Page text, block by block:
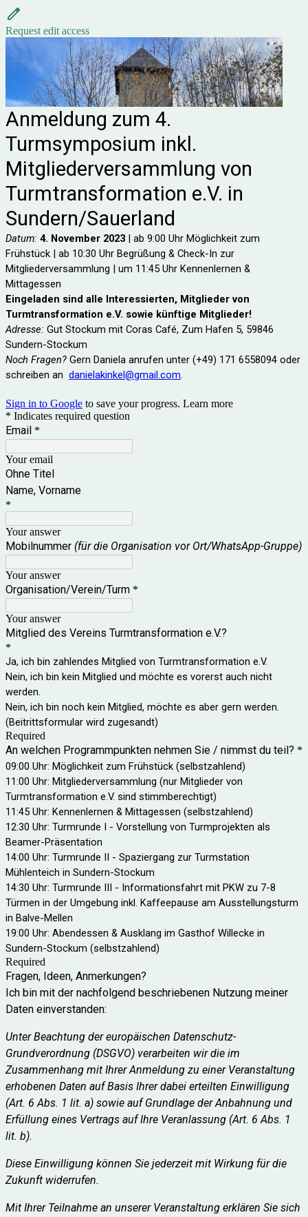
Request edit access
Anmeldung zum 4.
Turmsymposium inkl.
Mitgliederversammlung von
Turmtransformation e.V. in
Sundern/Sauerland
Datum: 4. November 2023 | ab 9:00 Uhr Möglichkeit zum
Frühstück | ab 10:30 Uhr Begrüßung & Check-In zur
Mitgliederversammlung | um 11:45 Uhr Kennenlernen &
Mittagessen
Eingeladen sind alle Interessierten, Mitglieder von
Turmtransformation e.V. sowie künftige Mitglieder!
Adresse: Gut Stockum mit Coras Café, Zum Hafen 5, 59846
Sundern-Stockum
Noch Fragen? Gern Daniela anrufen unter (+49) 171 6558094 oder
schreiben an danielakinkel@gmail.com.
Sign in to Google to save your progress. Learn more
* Indicates required question
Email *
Your email
Ohne Titel
Name, Vorname
*
Your answer
Mobilnummer (für die Organisation vor Ort/WhatsApp-Gruppe)
Your answer
Organisation/Verein/Turm *
Your answer
Mitglied des Vereins Turmtransformation e.V.?
*
Ja, ich bin zahlendes Mitglied von Turmtransformation e.V.
Nein, ich bin kein Mitglied und möchte es vorerst auch nicht
werden.
Nein, ich bin noch kein Mitglied, möchte es aber gern werden.
(Beitrittsformular wird zugesandt)
Required
An welchen Programmpunkten nehmen Sie / nimmst du teil? *
09:00 Uhr: Möglichkeit zum Frühstück (selbstzahlend)
11:00 Uhr: Mitgliederversammlung (nur Mitglieder von
Turmtransformation e.V. sind stimmberechtigt)
11:45 Uhr: Kennenlernen & Mittagessen (selbstzahlend)
12:30 Uhr: Turmrunde I - Vorstellung von Turmprojekten als
Beamer-Präsentation
14:00 Uhr: Turmrunde II - Spaziergang zur Turmstation
Mühlenteich in Sundern-Stockum
14:30 Uhr: Turmrunde III - Informationsfahrt mit PKW zu 7-8
Türmen in der Umgebung inkl. Kaffeepause am Ausstellungsturm
in Balve-Mellen
19:00 Uhr: Abendessen & Ausklang im Gasthof Willecke in
Sundern-Stockum (selbstzahlend)
Required
Fragen, Ideen, Anmerkungen?
Ich bin mit der nachfolgend beschriebenen Nutzung meiner
Daten einverstanden:
Unter Beachtung der europäischen Datenschutz-
Grundverordnung (DSGVO) verarbeiten wir die im
Zusammenhang mit Ihrer Anmeldung zu einer Veranstaltung
erhobenen Daten auf Basis Ihrer dabei erteilten Einwilligung
(Art. 6 Abs. 1 lit. a) sowie auf Grundlage der Anbahnung und
Erfüllung eines Vertrags auf Ihre Veranlassung (Art. 6 Abs. 1
lit. b).
Diese Einwilligung können Sie jederzeit mit Wirkung für die
Zukunft widerrufen.
Mit Ihrer Teilnahme an unserer Veranstaltung erklären Sie sich